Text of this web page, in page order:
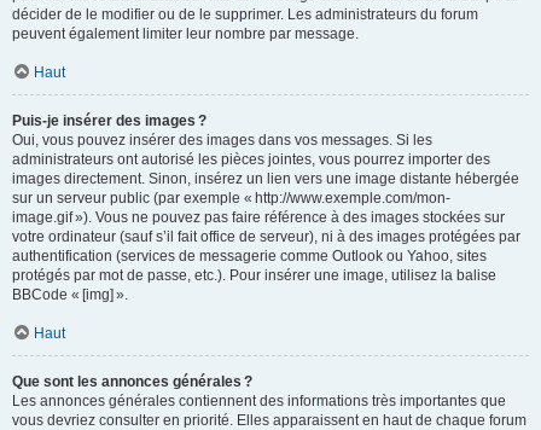
décider de le modifier ou de le supprimer. Les administrateurs du forum
peuvent également limiter leur nombre par message.
Haut
Puis-je insérer des images ?
Oui, vous pouvez insérer des images dans vos messages. Si les
administrateurs ont autorisé les pièces jointes, vous pourrez importer des
images directement. Sinon, insérez un lien vers une image distante hébergée
sur un serveur public (par exemple « http://www.exemple.com/mon-
image.gif »). Vous ne pouvez pas faire référence à des images stockées sur
votre ordinateur (sauf s’il fait office de serveur), ni à des images protégées par
authentification (services de messagerie comme Outlook ou Yahoo, sites
protégés par mot de passe, etc.). Pour insérer une image, utilisez la balise
BBCode « [img] ».
Haut
Que sont les annonces générales ?
Les annonces générales contiennent des informations très importantes que
vous devriez consulter en priorité. Elles apparaissent en haut de chaque forum